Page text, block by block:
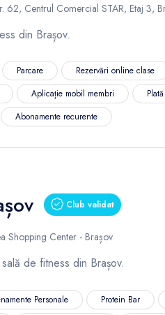
62, Centrul Comercial STAR, Etaj 3,
din Brașov.
Parcare Rezervări online clase
Aplicație mobil membri
Abonamente recurente
Club validat
Shopping Center - Brașov
de fitness din Brașov.
Personale Protein Bar